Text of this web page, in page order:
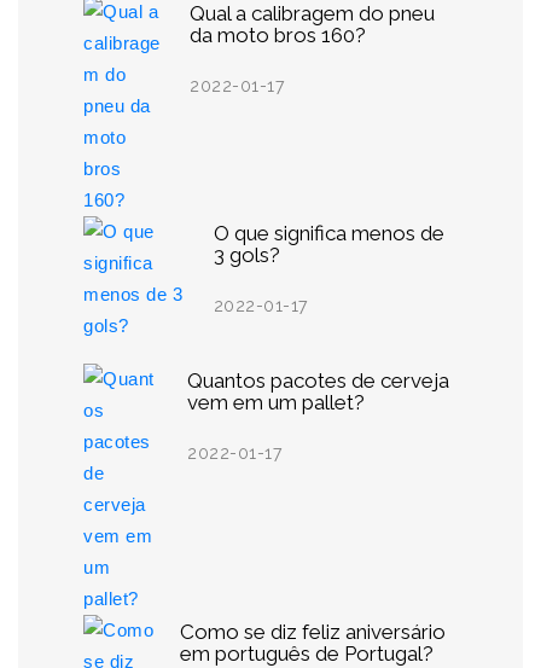
Qual a calibragem do pneu
da moto bros 160?
2022-01-17
O que significa menos de
3 gols?
2022-01-17
Quantos pacotes de cerveja
vem em um pallet?
2022-01-17
Como se diz feliz aniversário
em português de Portugal?